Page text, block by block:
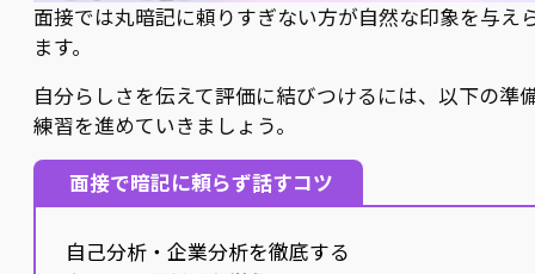
面接では丸暗記に頼りすぎない方が自然な印象を与え
ます。
自分らしさを伝えて評価に結びつけるには、以下の準
練習を進めていきましょう。
面接で暗記に頼らず話すコツ
自己分析・企業分析を徹底する